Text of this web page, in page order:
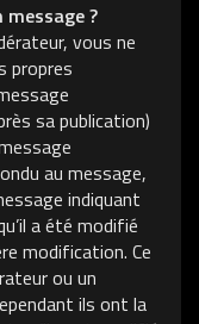
?
vous ne
propres
sa publication)
au message,
indiquant
a été modifié
modification. Ce
ou un
ils ont la